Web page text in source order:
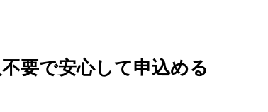
要で安心して申込める